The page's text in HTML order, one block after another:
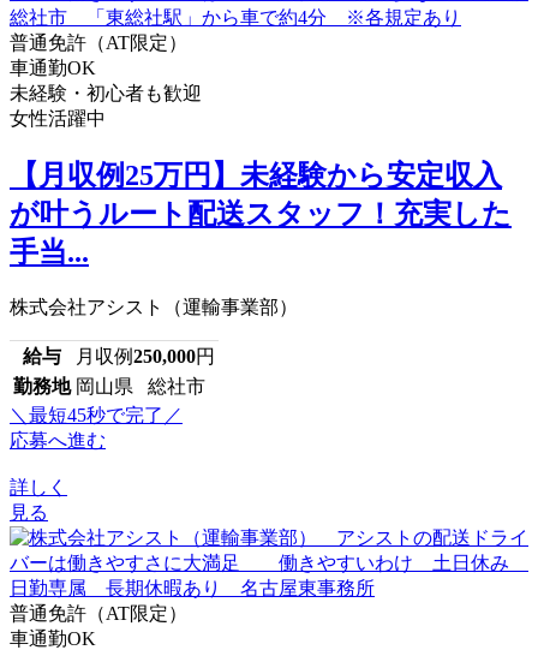
普通免許（AT限定）
車通勤OK
未経験・初心者も歓迎
女性活躍中
【月収例25万円】未経験から安定収入
が叶うルート配送スタッフ！充実した
手当...
株式会社アシスト（運輸事業部）
給与 月収例250,000円
勤務地 岡山県 総社市
＼最短45秒で完了／
応募へ進む
詳しく
見る
普通免許（AT限定）
車通勤OK